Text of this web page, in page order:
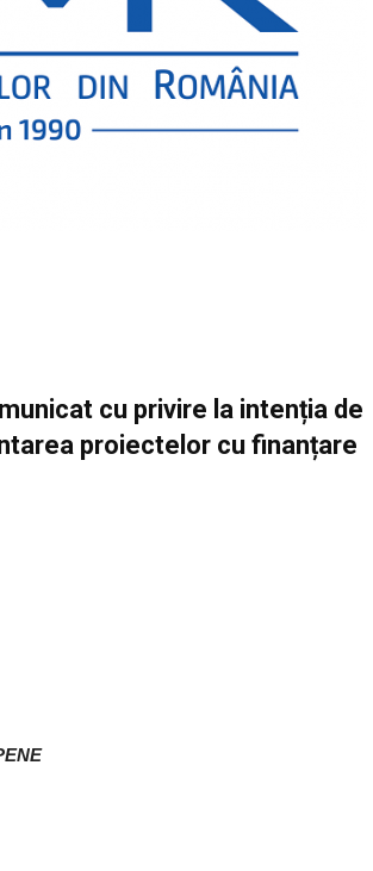
cu privire la intenția de
proiectelor cu finanțare